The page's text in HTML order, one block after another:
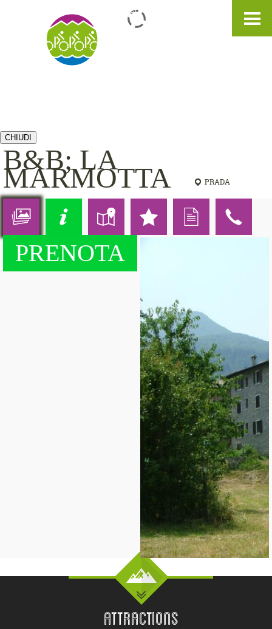
EN
CHIUDI
B&B; LA
MARMOTTA PRADA
PRENOTA
ATTRACTIONS